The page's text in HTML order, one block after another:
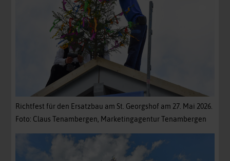
Richtfest für den Ersatzbau am St. Georgshof am 27. Mai 2026.
Foto: Claus Tenambergen, Marketingagentur Tenambergen